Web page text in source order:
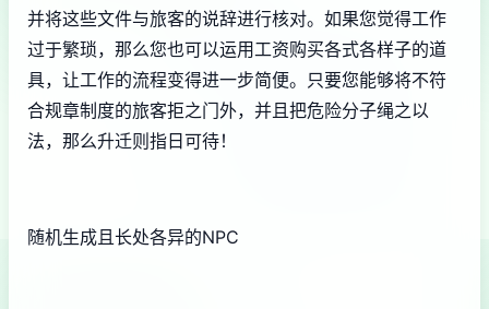
并将这些文件与旅客的说辞进行核对。如果您觉得工作
过于繁琐，那么您也可以运用工资购买各式各样子的道
具，让工作的流程变得进一步简便。只要您能够将不符
合规章制度的旅客拒之门外，并且把危险分子绳之以
法，那么升迁则指日可待！
随机生成且长处各异的NPC